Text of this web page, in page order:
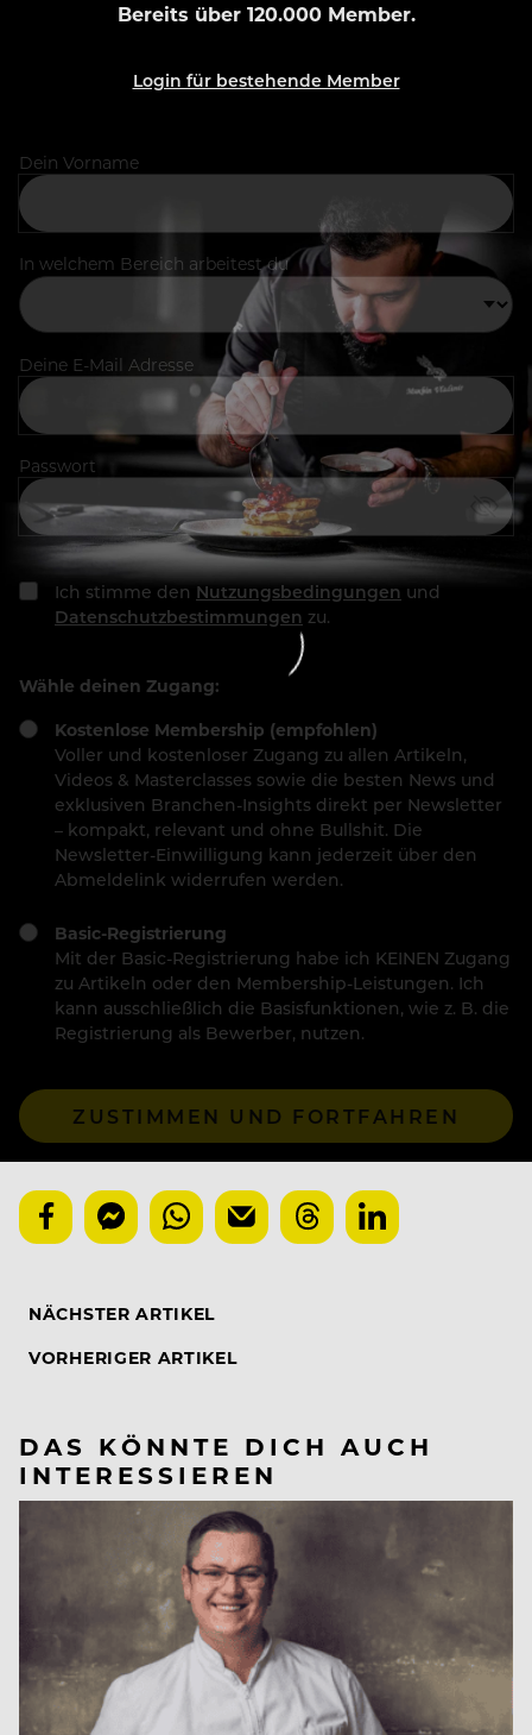
Bereits über 120.000 Member.
Login für bestehende Member
Dein Vorname
In welchem Bereich arbeitest du
Deine E-Mail Adresse
Passwort
Ich stimme den Nutzungsbedingungen und
Datenschutzbestimmungen zu.
Wähle deinen Zugang:
Kostenlose Membership (empfohlen)
Voller und kostenloser Zugang zu allen Artikeln,
Videos & Masterclasses sowie die besten News und
exklusiven Branchen-Insights direkt per Newsletter
– kompakt, relevant und ohne Bullshit. Die
Newsletter-Einwilligung kann jederzeit über den
Abmeldelink widerrufen werden.
Basic-Registrierung
Mit der Basic-Registrierung habe ich KEINEN Zugang
zu Artikeln oder den Membership-Leistungen. Ich
kann ausschließlich die Basisfunktionen, wie z. B. die
Registrierung als Bewerber, nutzen.
ZUSTIMMEN UND FORTFAHREN
NÄCHSTER ARTIKEL
VORHERIGER ARTIKEL
DAS KÖNNTE DICH AUCH
INTERESSIEREN